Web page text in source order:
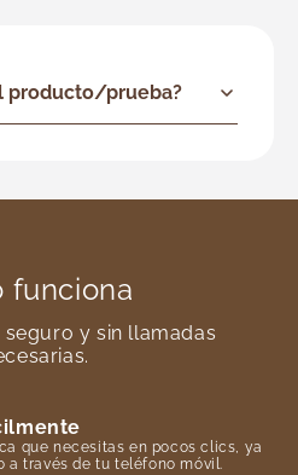
producto/prueba?
funciona
y sin llamadas
que necesitas en pocos clics, ya
a través de tu teléfono móvil.